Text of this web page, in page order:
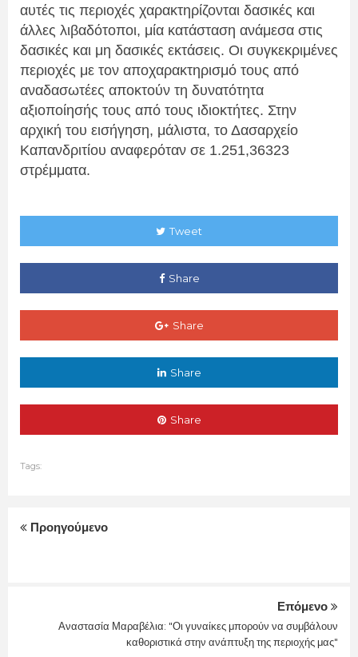
αυτές τις περιοχές χαρακτηρίζονται δασικές και
άλλες λιβαδότοποι, μία κατάσταση ανάμεσα στις
δασικές και μη δασικές εκτάσεις. Οι συγκεκριμένες
περιοχές με τον αποχαρακτηρισμό τους από
αναδασωτέες αποκτούν τη δυνατότητα
αξιοποίησής τους από τους ιδιοκτήτες. Στην
αρχική του εισήγηση, μάλιστα, το Δασαρχείο
Καπανδριτίου αναφερόταν σε 1.251,36323
στρέμματα.
Tweet
Share
Share
Share
Share
Tags:
Προηγούμενο
Επόμενο
Αναστασία Μαραβέλια: "Οι γυναίκες μπορούν να συμβάλουν
καθοριστικά στην ανάπτυξη της περιοχής μας"